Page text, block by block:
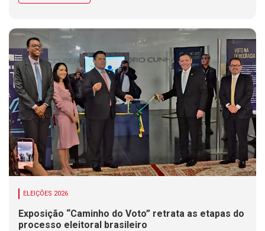
ELEIÇÕES 2026
Exposição “Caminho do Voto” retrata as etapas do
processo eleitoral brasileiro